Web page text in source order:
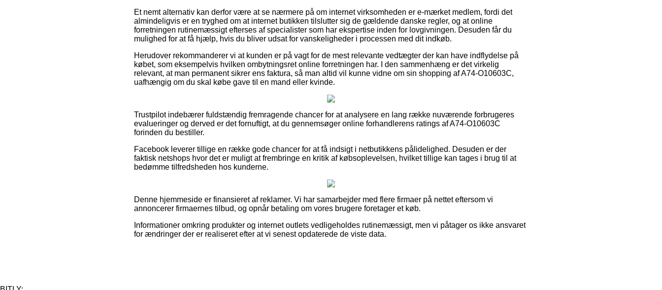
Et nemt alternativ kan derfor være at se nærmere på om internet virksomheden er e-mærket medlem, fordi det
almindeligvis er en tryghed om at internet butikken tilslutter sig de gældende danske regler, og at online
forretningen rutinemæssigt efterses af specialister som har ekspertise inden for lovgivningen. Desuden får du
mulighed for at få hjælp, hvis du bliver udsat for vanskeligheder i processen med dit indkøb.
Herudover rekommanderer vi at kunden er på vagt for de mest relevante vedtægter der kan have indflydelse på
købet, som eksempelvis hvilken ombytningsret online forretningen har. I den sammenhæng er det virkelig
relevant, at man permanent sikrer ens faktura, så man altid vil kunne vidne om sin shopping af A74-O10603C,
uafhængig om du skal købe gave til en mand eller kvinde.
Trustpilot indebærer fuldstændig fremragende chancer for at analysere en lang række nuværende forbrugeres
evalueringer og derved er det fornuftigt, at du gennemsøger online forhandlerens ratings af A74-O10603C
forinden du bestiller.
Facebook leverer tillige en række gode chancer for at få indsigt i netbutikkens pålidelighed. Desuden er der
faktisk netshops hvor det er muligt at frembringe en kritik af købsoplevelsen, hvilket tillige kan tages i brug til at
bedømme tilfredsheden hos kunderne.
Denne hjemmeside er finansieret af reklamer. Vi har samarbejder med flere firmaer på nettet eftersom vi
annoncerer firmaernes tilbud, og opnår betaling om vores brugere foretager et køb.
Informationer omkring produkter og internet outlets vedligeholdes rutinemæssigt, men vi påtager os ikke ansvaret
for ændringer der er realiseret efter at vi senest opdaterede de viste data.